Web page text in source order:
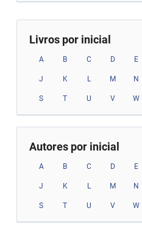
Livros por inicial
A B C D E
J K L M N
S T U V W
Autores por inicial
A B C D E
J K L M N
S T U V W